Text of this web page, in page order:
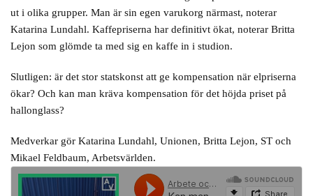
ut i olika grupper. Man är sin egen varukorg närmast, noterar
Katarina Lundahl. Kaffepriserna har definitivt ökat, noterar Britta
Lejon som glömde ta med sig en kaffe in i studion.
Slutligen: är det stor statskonst att ge kompensation när elpriserna
ökar? Och kan man kräva kompensation för det höjda priset på
hallonglass?
Medverkar gör Katarina Lundahl, Unionen, Britta Lejon, ST och
Mikael Feldbaum, Arbetsvärlden.